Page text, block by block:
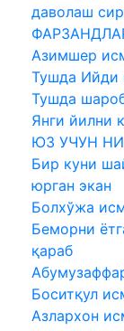
даволаш
Азимшер
Тушда Ийди
Тушда
Янги йилни
ЮЗ УЧУН
Бир куни
юрган экан
Болхўжа
Беморни
қараб
Боситқул
Азлархон